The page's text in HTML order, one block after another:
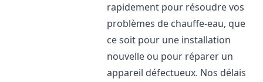
rapidement pour résoudre vos
problèmes de chauffe-eau, que
ce soit pour une installation
nouvelle ou pour réparer un
appareil défectueux. Nos délais